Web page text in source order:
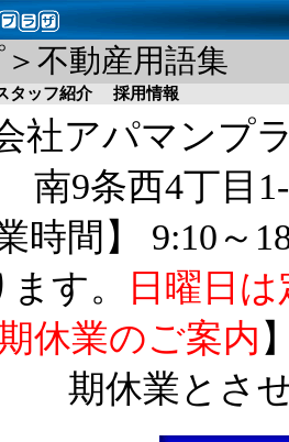
＞不動産用語集
タッフ紹介 採用情報
社アパマンプ
南9条西4丁目
業時間】 9:10～
す。
日曜日
休業のご案内
期休業とさ